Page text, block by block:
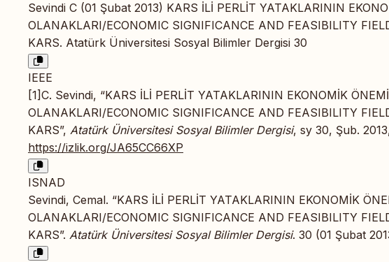
Sevindi C (01 Şubat 2013) KARS İLİ PERLİT YATAKLARININ
OLANAKLARI/ECONOMIC SIGNIFICANCE AND FEASIBILITY
KARS. Atatürk Üniversitesi Sosyal Bilimler Dergisi 30
IEEE
[1]C. Sevindi, “KARS İLİ PERLİT YATAKLARININ EKONOMİK
OLANAKLARI/ECONOMIC SIGNIFICANCE AND FEASIBILITY
KARS”, Atatürk Üniversitesi Sosyal Bilimler Dergisi, sy 30, Şub.
https://izlik.org/JA65CC66XP
ISNAD
Sevindi, Cemal. “KARS İLİ PERLİT YATAKLARININ EKONOMİK
OLANAKLARI/ECONOMIC SIGNIFICANCE AND FEASIBILITY
KARS”. Atatürk Üniversitesi Sosyal Bilimler Dergisi. 30 (01 Şubat